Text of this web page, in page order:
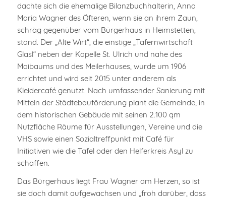
dachte sich die ehemalige Bilanzbuchhalterin, Anna
Maria Wagner des Öfteren, wenn sie an ihrem Zaun,
schräg gegenüber vom Bürgerhaus in Heimstetten,
stand. Der „Alte Wirt“, die einstige „Tafernwirtschaft
Glasl“ neben der Kapelle St. Ulrich und nahe des
Maibaums und des Meilerhauses, wurde um 1906
errichtet und wird seit 2015 unter anderem als
Kleidercafé genutzt. Nach umfassender Sanierung mit
Mitteln der Städtebauförderung plant die Gemeinde, in
dem historischen Gebäude mit seinen 2.100 qm
Nutzfläche Räume für Ausstellungen, Vereine und die
VHS sowie einen Sozialtreffpunkt mit Café für
Initiativen wie die Tafel oder den Helferkreis Asyl zu
schaffen.
Das Bürgerhaus liegt Frau Wagner am Herzen, so ist
sie doch damit aufgewachsen und „froh darüber, dass